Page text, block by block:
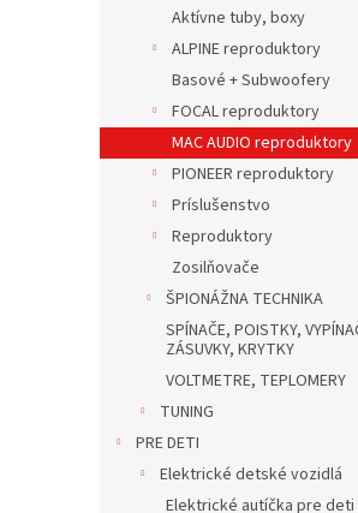
Aktívne tuby, boxy
ALPINE reproduktory
Basové + Subwoofery
FOCAL reproduktory
MAC AUDIO reproduktory
PIONEER reproduktory
Príslušenstvo
Reproduktory
Zosilňovače
ŠPIONÁŽNA TECHNIKA
SPÍNAČE, POISTKY,
ZÁSUVKY, KRYTKY
VOLTMETRE, TEPLOMERY
TUNING
PRE DETI
Elektrické detské vozidlá
Elektrické autíčka pre deti